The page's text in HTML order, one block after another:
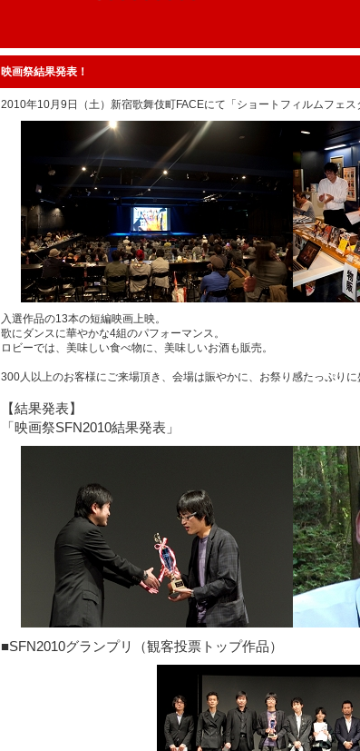
映画祭結果発表！
2010年10月9日（土）新宿歌舞伎町FACEにて「ショートフィルムフェ
入選作品の13本の短編映画上映。
歌にダンスに華やかな4組のパフォーマンス。
ロビーでは、美味しい食べ物に、美味しいお酒も販売。
300人以上のお客様にご来場頂き、会場は賑やかに、お祭り感たっぷり
【結果発表】
「映画祭SFN2010結果発表」
■SFN2010グランプリ（観客投票トップ作品）